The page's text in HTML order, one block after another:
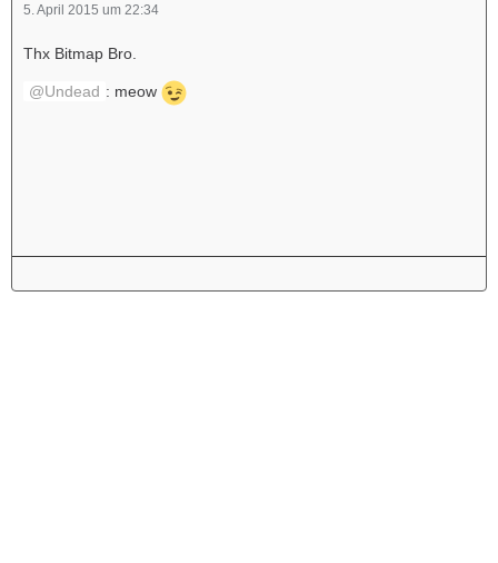
5. April 2015 um 22:34
Thx Bitmap Bro.
Undead : meow